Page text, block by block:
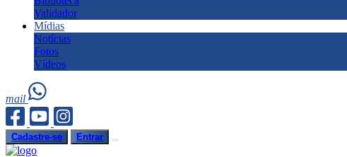
Validador
Mídias
Notícias
Fotos
Vídeos
mail
Cadastre-se Entrar